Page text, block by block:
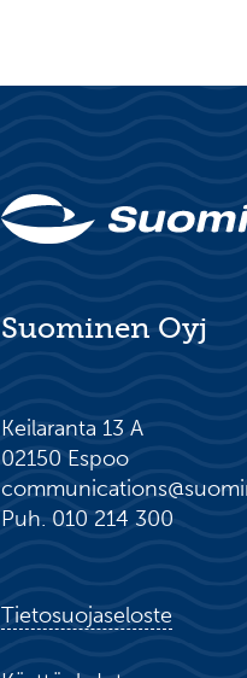
Suominen Oyj
Keilaranta 13 A
02150 Espoo
Puh. 010 214 300
Tietosuojaseloste